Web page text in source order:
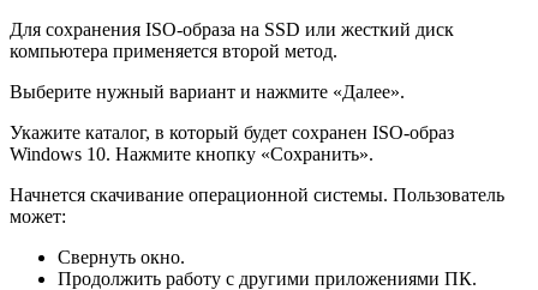
Для сохранения ISO-образа на SSD или жесткий диск
компьютера применяется второй метод.
Выберите нужный вариант и нажмите «Далее».
Укажите каталог, в который будет сохранен ISO-образ
Windows 10. Нажмите кнопку «Сохранить».
Начнется скачивание операционной системы. Пользователь
может:
Свернуть окно.
Продолжить работу с другими приложениями ПК.